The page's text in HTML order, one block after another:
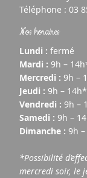
Téléphone : 03
Nos horaires
Lundi : fermé
Mardi : 9h –
Mercredi : 9h –
Jeudi : 9h – 14h*
Vendredi : 9h –
Samedi : 9h –
Dimanche : 9h
*Possibilité
mercredi soir, le